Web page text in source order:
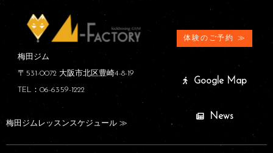
梅田ジム
〒531-0072 大阪市北区豊崎4-8-19
TEL：06-6359-1222
梅田ジムレッスンスケジュール ≫
体験のご予約 ≫
Google Map
News